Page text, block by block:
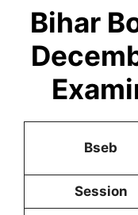
Bihar
Bseb
Session